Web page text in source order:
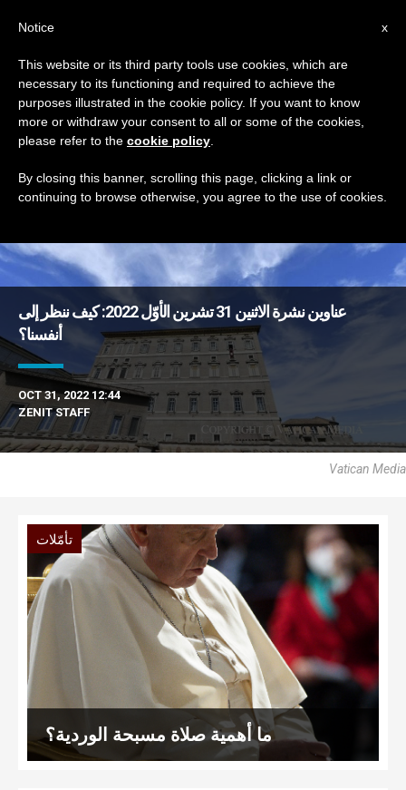
DAY
October 31st, 2022
DERNIÈRES NOUVELLES
عناوين نشرة الاثنين 31 تشرين الأوّل 2022: كيف ننظر إلى
أنفسنا؟
OCT 31, 2022 12:44
ZENIT STAFF
Vatican Media
تأمّلات
ما أهمية صلاة مسبحة الوردية؟
x
Notice
This website or its third party tools use cookies, which are
necessary to its functioning and required to achieve the
purposes illustrated in the cookie policy. If you want to know
more or withdraw your consent to all or some of the cookies,
please refer to the cookie policy
By closing this banner, scrolling this page, clicking a link or
continuing to browse otherwise, you agree to the use of cookies.